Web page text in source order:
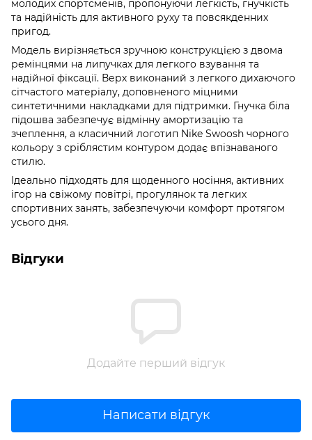
молодих спортсменів, пропонуючи легкість, гнучкість
та надійність для активного руху та повсякденних
пригод.
Модель вирізняється зручною конструкцією з двома
ремінцями на липучках для легкого взування та
надійної фіксації. Верх виконаний з легкого дихаючого
сітчастого матеріалу, доповненого міцними
синтетичними накладками для підтримки. Гнучка біла
підошва забезпечує відмінну амортизацію та
зчеплення, а класичний логотип Nike Swoosh чорного
кольору з сріблястим контуром додає впізнаваного
стилю.
Ідеально підходять для щоденного носіння, активних
ігор на свіжому повітрі, прогулянок та легких
спортивних занять, забезпечуючи комфорт протягом
усього дня.
Відгуки
Додайте перший відгук
Написати відгук